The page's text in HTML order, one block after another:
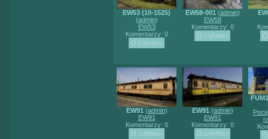
EW53 (10-1525)
(admin)
EW53
Komentarzy: 0
EW58-001 (admin)
EW58
Komentarzy: 0
EW91 (admin)
EW91
Komentarzy: 0
EW91 (admin)
EW91
Komentarzy: 0